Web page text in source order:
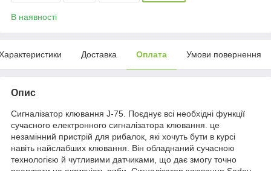
В наявності
Доставка Оплата Умови повернення
Опис
Сигналізатор клювання J-75. Поєднує всі необхідні функції
сучасного електронного сигналізатора клювання. це
незамінний пристрій для рибалок, які хочуть бути в курсі
навіть найслабших клювання. Він обладнаний сучасною
технологією й чутливими датчиками, що дає змогу точно